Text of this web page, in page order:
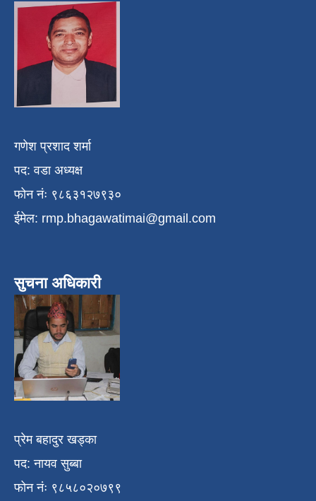
गणेश प्रशाद शर्मा
पद: वडा अध्यक्ष
फोन नंः ९८६३१२७९३०
ईमेल: rmp.bhagawatimai@gmail.com
सुचना अधिकारी
प्रेम बहादुर खड्का
पद: नायव सुब्बा
फोन नंः ९८५८०२०७९९